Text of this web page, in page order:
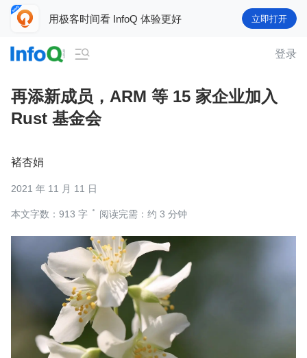
用极客时间看 InfoQ 体验更好 立即打开
 登录
再添新成员，ARM 等 15 家企业加入
Rust 基金会
褚杏娟
2021 年 11 月 11 日
本文字数：913 字 阅读完需：约 3 分钟